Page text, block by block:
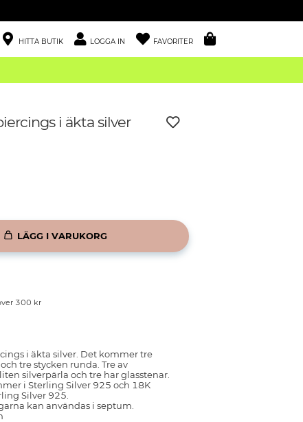
HITTA BUTIK LOGGA IN FAVORITER
i äkta silver
LÄGG I VARUKORG
300 kr
i äkta silver. Det kommer tre
tre stycken runda. Tre av
silverpärla och tre har glasstenar.
i Sterling Silver 925 och 18K
Silver 925.
kan användas i septum.